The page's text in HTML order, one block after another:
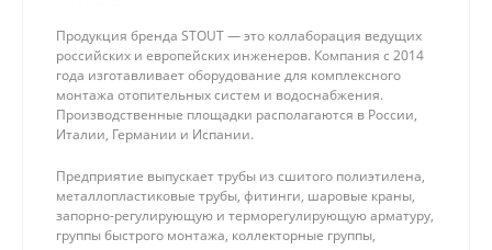
Продукция бренда STOUT — это коллаборация ведущих
российских и европейских инженеров. Компания с 2014
года изготавливает оборудование для комплексного
монтажа отопительных систем и водоснабжения.
Производственные площадки располагаются в России,
Италии, Германии и Испании.
Предприятие выпускает трубы из сшитого полиэтилена,
металлопластиковые трубы, фитинги, шаровые краны,
запорно-регулирующую и терморегулирующую арматуру,
группы быстрого монтажа, коллекторные группы,